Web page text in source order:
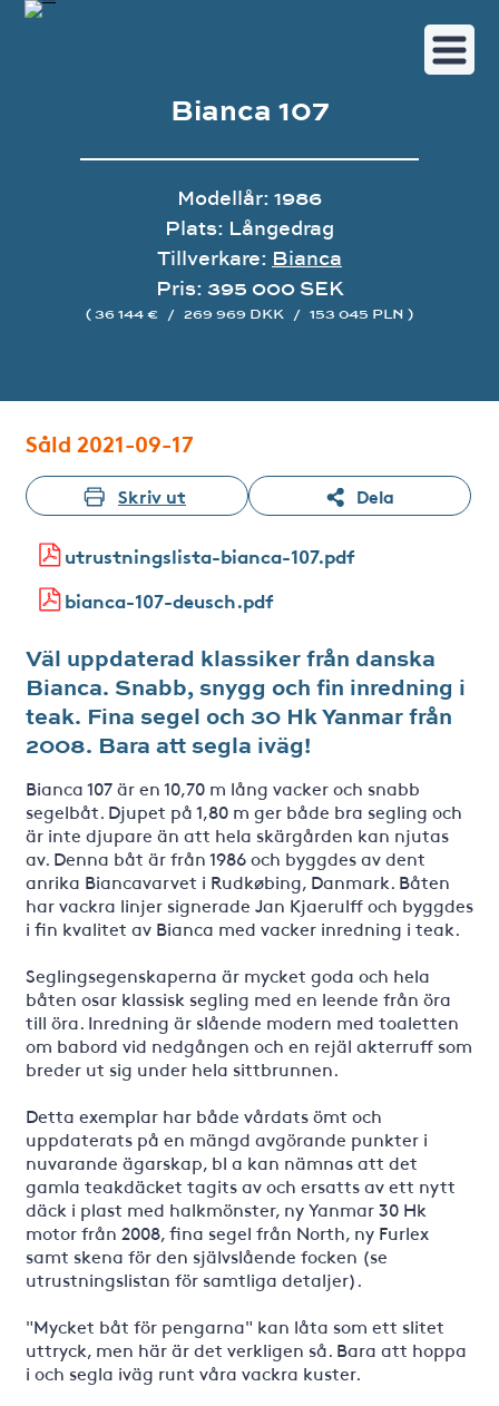
Bianca 107
Modellår: 1986
Plats: Långedrag
Tillverkare: Bianca
Pris: 395 000 SEK
( 36 144 € / 269 969 DKK / 153 045 PLN )
Såld 2021-09-17
Skriv ut Dela
utrustningslista-bianca-107.pdf
bianca-107-deusch.pdf
Väl uppdaterad klassiker från danska
Bianca. Snabb, snygg och fin inredning i
teak. Fina segel och 30 Hk Yanmar från
2008. Bara att segla iväg!
Bianca 107 är en 10,70 m lång vacker och snabb
segelbåt. Djupet på 1,80 m ger både bra segling och
är inte djupare än att hela skärgården kan njutas
av. Denna båt är från 1986 och byggdes av dent
anrika Biancavarvet i Rudkøbing, Danmark. Båten
har vackra linjer signerade Jan Kjaerulff och byggdes
i fin kvalitet av Bianca med vacker inredning i teak.
Seglingsegenskaperna är mycket goda och hela
båten osar klassisk segling med en leende från öra
till öra. Inredning är slående modern med toaletten
om babord vid nedgången och en rejäl akterruff som
breder ut sig under hela sittbrunnen.
Detta exemplar har både vårdats ömt och
uppdaterats på en mängd avgörande punkter i
nuvarande ägarskap, bl a kan nämnas att det
gamla teakdäcket tagits av och ersatts av ett nytt
däck i plast med halkmönster, ny Yanmar 30 Hk
motor från 2008, fina segel från North, ny Furlex
samt skena för den självslående focken (se
utrustningslistan för samtliga detaljer).
"Mycket båt för pengarna" kan låta som ett slitet
uttryck, men här är det verkligen så. Bara att hoppa
i och segla iväg runt våra vackra kuster.